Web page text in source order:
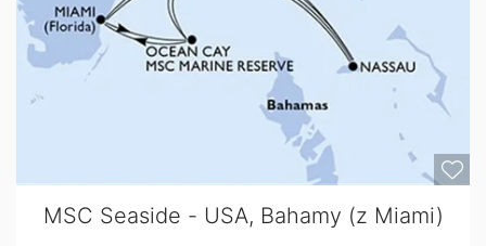
MSC Seaside - USA, Bahamy (z Miami)